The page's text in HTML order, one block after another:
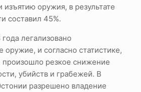
оружия, в результате
составил 45%.
легализовано
оружие, и согласно статистике,
произошло резкое снижение
убийств и грабежей. В
разрешено владение